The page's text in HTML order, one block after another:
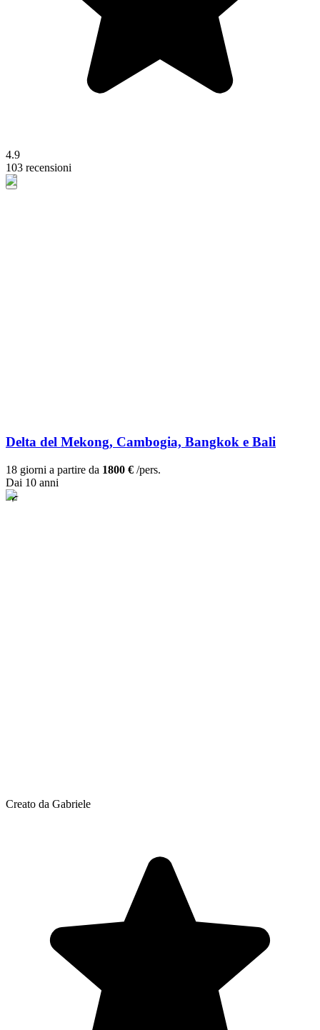
4.9
103 recensioni
Delta del Mekong, Cambogia, Bangkok e Bali
18 giorni a partire da 1800 € /pers.
Dai 10 anni
Creato da Gabriele